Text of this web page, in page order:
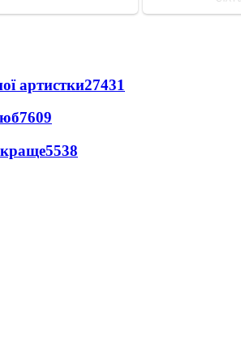
артистки27431
7609
краще5538